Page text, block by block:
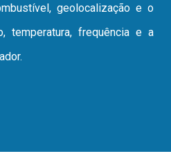
geolocalização e o
temperatura, frequência e a